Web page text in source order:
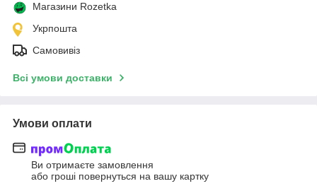
Магазини Rozetka
Укрпошта
Самовивіз
Всі умови доставки
Умови оплати
Ви отримаєте замовлення
або гроші повернуться на вашу картку